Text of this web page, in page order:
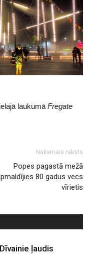
laukumā Fregate
Nākamais raksts
Popes pagastā mežā
80 gadus vecs
vīrietis
ļaudis